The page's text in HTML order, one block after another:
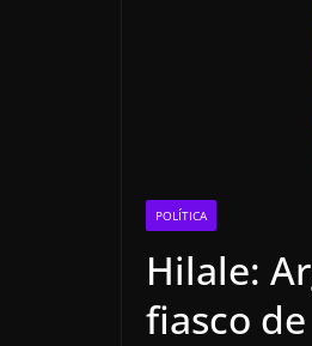
POLÍTICA
Hilale:
fiasco